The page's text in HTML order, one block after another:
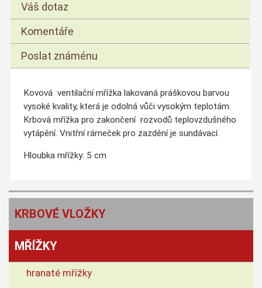
Váš dotaz
Komentáře
Poslat známénu
Kovová ventilační mřížka lakovaná práškovou barvou
vysoké kvality, která je odolná vůči vysokým teplotám.
Krbová mřížka pro zakončení rozvodů teplovzdušného
vytápění. Vnitřní rámeček pro zazdění je sundávací.
Hloubka mřížky: 5 cm
KRBOVÉ VLOŽKY
MŘÍŽKY
hranaté mřížky